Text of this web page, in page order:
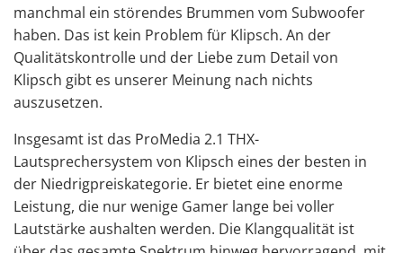
manchmal ein störendes Brummen vom Subwoofer
haben. Das ist kein Problem für Klipsch. An der
Qualitätskontrolle und der Liebe zum Detail von
Klipsch gibt es unserer Meinung nach nichts
auszusetzen.
Insgesamt ist das ProMedia 2.1 THX-
Lautsprechersystem von Klipsch eines der besten in
der Niedrigpreiskategorie. Er bietet eine enorme
Leistung, die nur wenige Gamer lange bei voller
Lautstärke aushalten werden. Die Klangqualität ist